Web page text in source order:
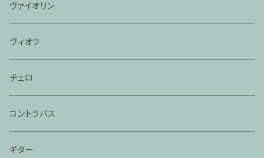
ヴァイオリン
ヴィオラ
チェロ
コントラバス
ギター